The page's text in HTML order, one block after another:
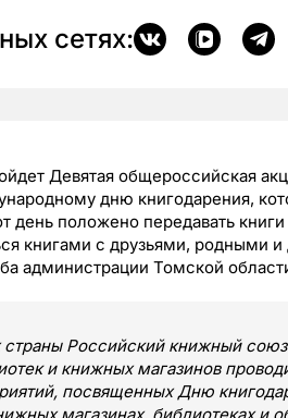
сетях:
Девятая общероссийская
дню книгодарения,
день положено передавать
книгами с друзьями, родными
администрации Томской
страны Российский книжный
и книжных магазинов
посвященных Дню